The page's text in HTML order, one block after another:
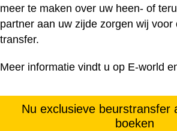
meer te maken over uw heen- of
partner aan uw zijde zorgen wij voor
transfer.
Meer informatie vindt u op E-world
Nu exclusieve beurstransfer
boeken